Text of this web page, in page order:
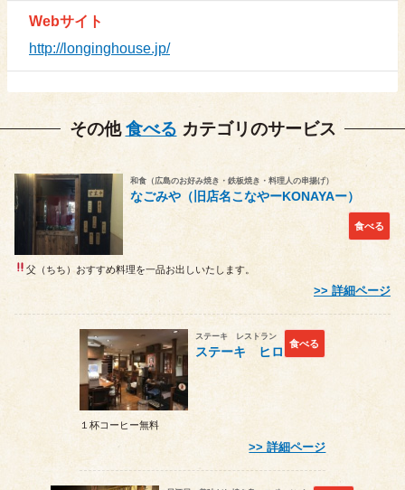
Webサイト
http://longinghouse.jp/
その他食べる カテゴリのサービス
和食（広島のお好み焼き・鉄板焼き・料理人の串揚げ）
なごみや（旧店名こなやーKONAYAー）
食べる
父（ちち）おすすめ料理を一品お出しいたします。
詳細ページ
ステーキ レストラン
ステーキ ヒロ
食べる
１杯コーヒー無料
詳細ページ